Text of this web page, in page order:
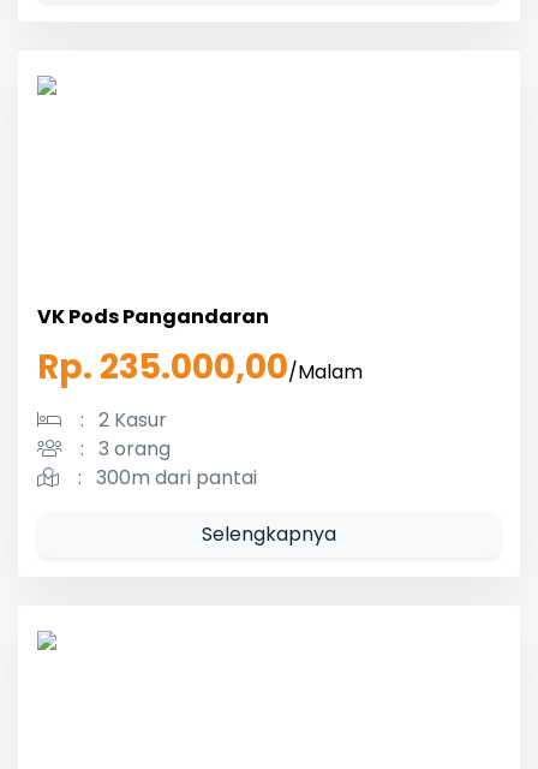
VK Pods Pangandaran
Rp. 235.000,00/Malam
: 2 Kasur
: 3 orang
: 300m dari pantai
Selengkapnya